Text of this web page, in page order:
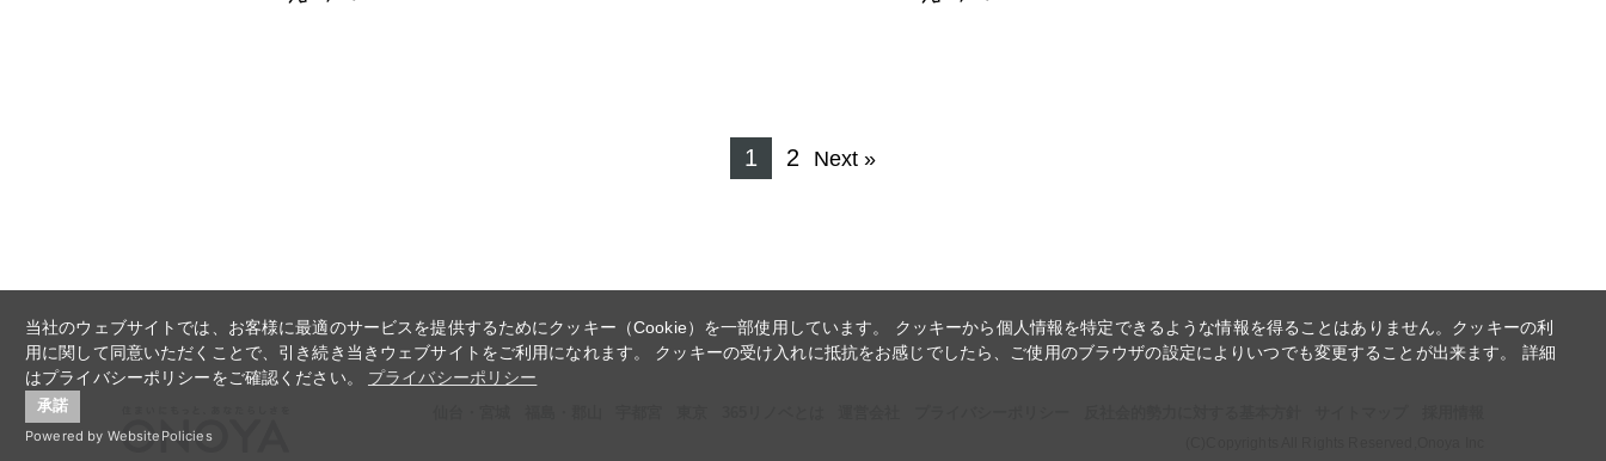
当社のウェブサイトでは、お客様に最適のサービスを提供するためにクッキー（Cookie）を一部使用しています。 クッキーから個人情報を特定できるような情報を得ることはありません。クッキーの利
用に関して同意いただくことで、引き続き当きウェブサイトをご利用になれます。 クッキーの受け入れに抵抗をお感じでしたら、ご使用のブラウザの設定によりいつでも変更することが出来ます。 詳細
はプライバシーポリシーをご確認ください。 プライバシーポリシー
承諾
Powered by WebsitePolicies
1 2 Next »